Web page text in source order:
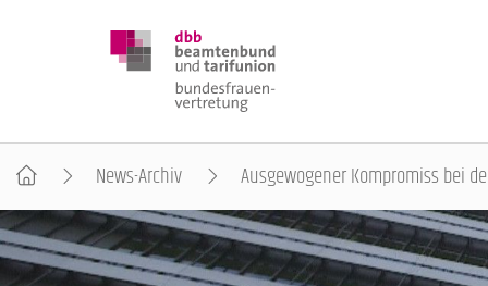
DBB FRAUEN
News-Archiv Ausgewogener Kompromiss bei